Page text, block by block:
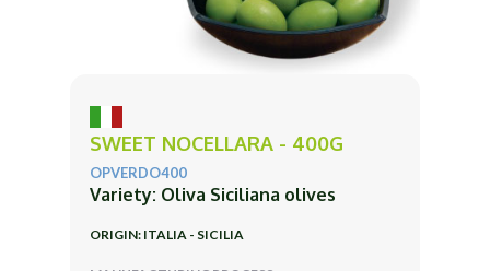
SWEET NOCELLARA - 400G
OPVERDO400
Variety: Oliva Siciliana olives
ORIGIN: ITALIA - SICILIA